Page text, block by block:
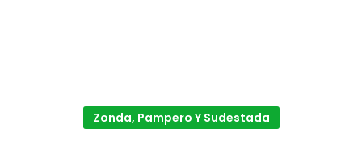
Zonda, Pampero Y Sudestada